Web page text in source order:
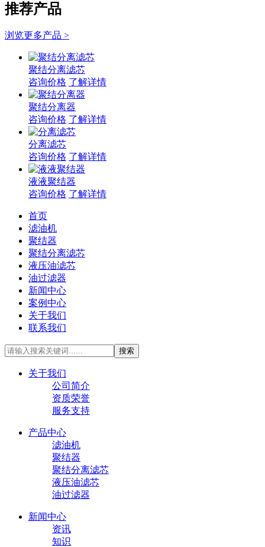
推荐产品
浏览更多产品 >
聚结分离滤芯
咨询价格 了解详情
聚结分离器
咨询价格 了解详情
分离滤芯
咨询价格 了解详情
液液聚结器
咨询价格 了解详情
首页
滤油机
聚结器
聚结分离滤芯
液压油滤芯
油过滤器
新闻中心
案例中心
关于我们
联系我们
搜索
关于我们
公司简介
资质荣誉
服务支持
产品中心
滤油机
聚结器
聚结分离滤芯
液压油滤芯
油过滤器
新闻中心
资讯
知识